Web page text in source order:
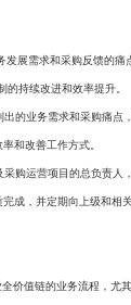
发展需求和采购反馈的
持续改进和效率提升。
的业务需求和采购痛点
和改善工作方式。
购运营项目的总负责人
成，并定期向上级和相
价值链的业务流程，尤